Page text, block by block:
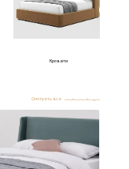
Кровати
Смотреть все